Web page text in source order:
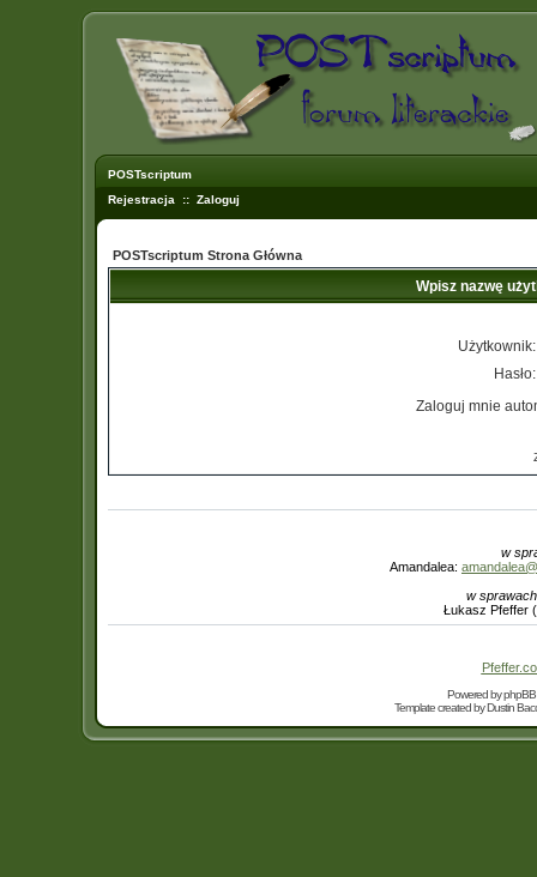
POSTscriptum
Rejestracja :: Zaloguj
POSTscriptum Strona Główna
Wpisz nazwę
Użytkownik:
Hasło:
Zaloguj mnie
w
Amandalea:
w
Łukasz Pfeffer
Powered byphpBB
Template created byDustin